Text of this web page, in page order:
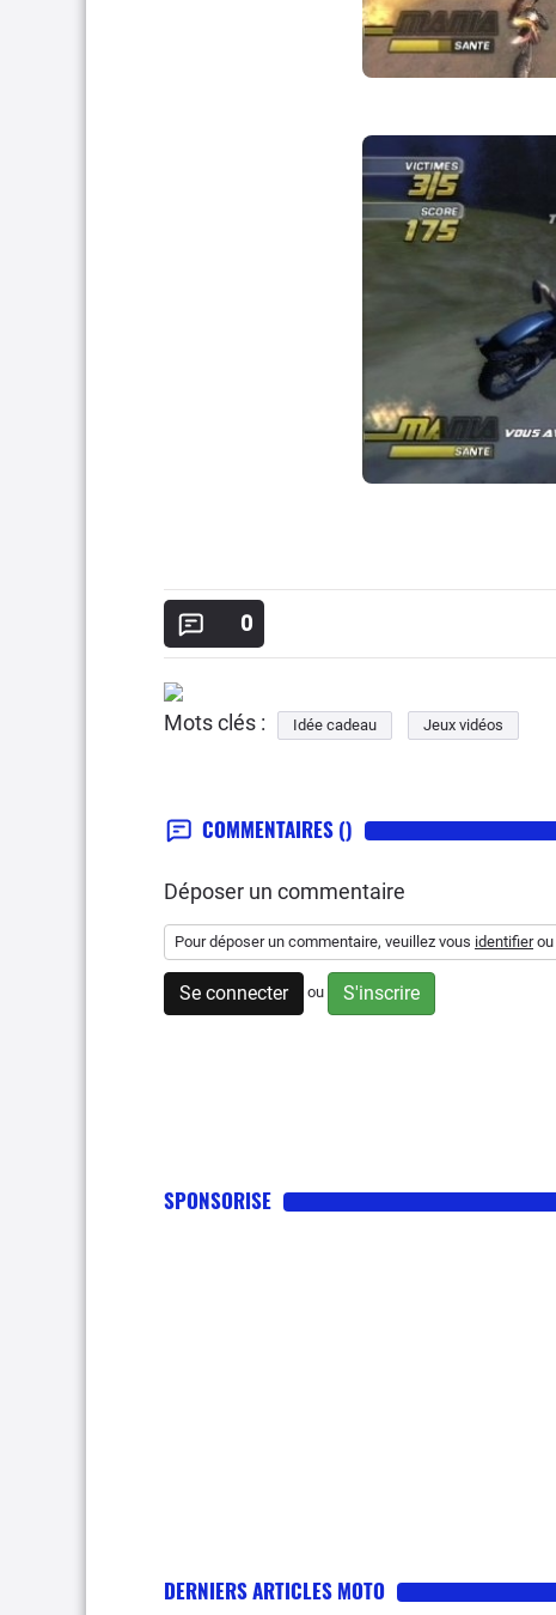
0
Mots clés : Idée cadeau Jeux vidéos
COMMENTAIRES ()
Déposer un commentaire
Pour déposer un commentaire, veuillez vous identifierou
Se connecter ou S'inscrire
SPONSORISE
DERNIERS ARTICLES MOTO